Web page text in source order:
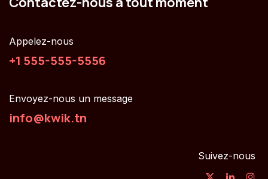
Appelez-nous
+1 555-555-5556
Envoyez-nous un message
info@kwik.tn
Suivez-nous